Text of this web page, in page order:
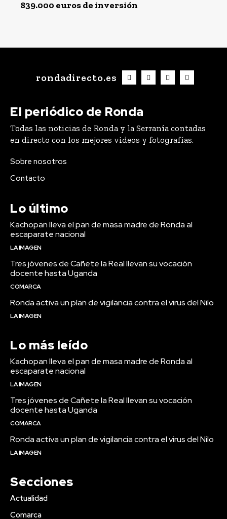
839.000 euros de inversión
rondadirecto.es
El periódico de Ronda
Todas las noticias de Ronda y la Serranía contadas
en directo con los mejores videos y fotografías.
Sobre nosotros
Contacto
Lo último
Kachopan lleva el pan de masa madre de Ronda al
escaparate nacional
LA IMAGEN
Tres jóvenes de Cañete la Real llevan su vocación
docente hasta Uganda
COMARCA
Ronda activa un plan de vigilancia contra el virus del Nilo
LA IMAGEN
Lo más leído
Kachopan lleva el pan de masa madre de Ronda al
escaparate nacional
LA IMAGEN
Tres jóvenes de Cañete la Real llevan su vocación
docente hasta Uganda
COMARCA
Ronda activa un plan de vigilancia contra el virus del Nilo
LA IMAGEN
Secciones
Actualidad
Comarca